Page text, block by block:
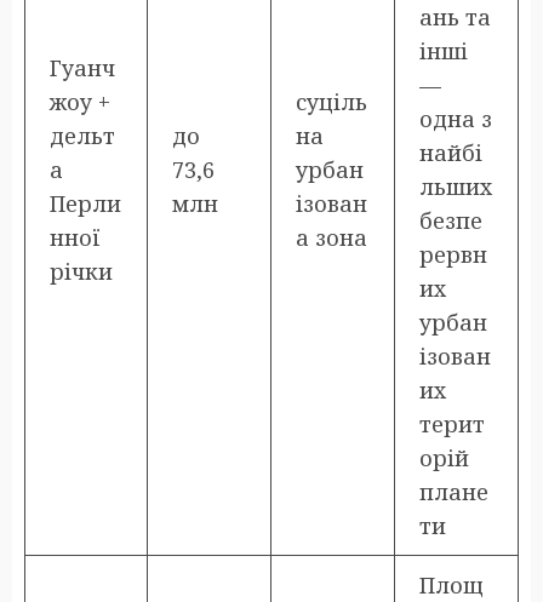
Гуанч
жоу +
дельт
а
Перли
нної
річки
до
73,6
млн
суціль
на
урбан
ізован
а зона
ань та
інші
—
одна з
найбі
льших
безпе
рервн
их
урбан
ізован
их
терит
орій
плане
ти
Площ